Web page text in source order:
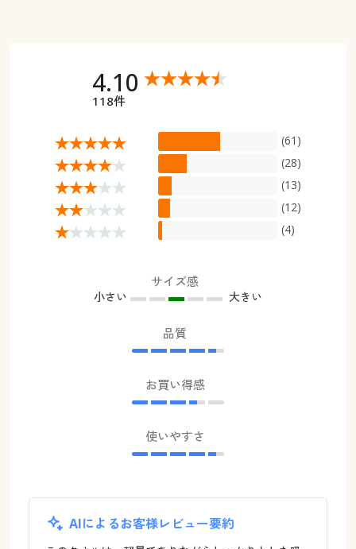
4.10
118件
(61)
(28)
(13)
(12)
(4)
サイズ感
小さい 大きい
品質
お買い得感
使いやすさ
AIによるお客様レビュー要約